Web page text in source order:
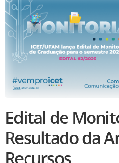
Acesso “Minha